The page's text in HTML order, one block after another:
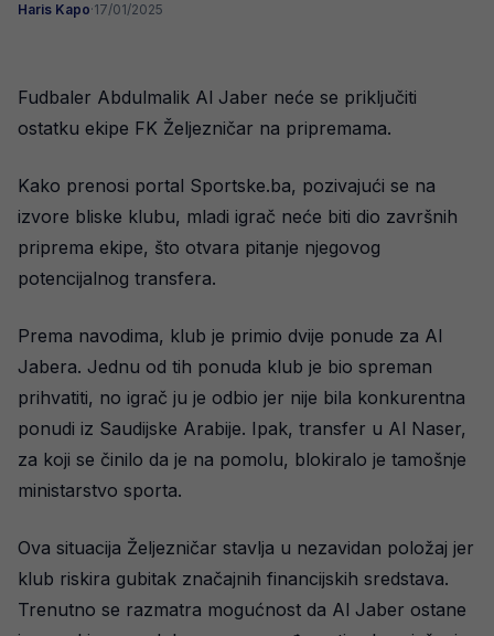
Haris Kapo·17/01/2025
Fudbaler Abdulmalik Al Jaber neće se priključiti
ostatku ekipe FK Željezničar na pripremama.
Kako prenosi portal Sportske.ba, pozivajući se na
izvore bliske klubu, mladi igrač neće biti dio završnih
priprema ekipe, što otvara pitanje njegovog
potencijalnog transfera.
Prema navodima, klub je primio dvije ponude za Al
Jabera. Jednu od tih ponuda klub je bio spreman
prihvatiti, no igrač ju je odbio jer nije bila konkurentna
ponudi iz Saudijske Arabije. Ipak, transfer u Al Naser,
za koji se činilo da je na pomolu, blokiralo je tamošnje
ministarstvo sporta.
Ova situacija Željezničar stavlja u nezavidan položaj jer
klub riskira gubitak značajnih financijskih sredstava.
Trenutno se razmatra mogućnost da Al Jaber ostane